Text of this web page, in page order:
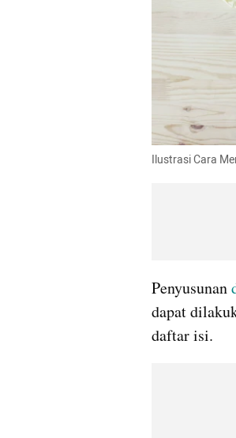
Ilustrasi Cara
Penyusunan
dapat
daftar isi.